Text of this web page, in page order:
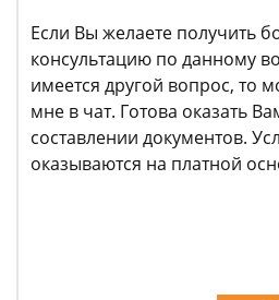
Если Вы желаете получить
консультацию по данному
имеется другой вопрос, то
мне в чат. Готова оказать
составлении документов.
оказываются на платной